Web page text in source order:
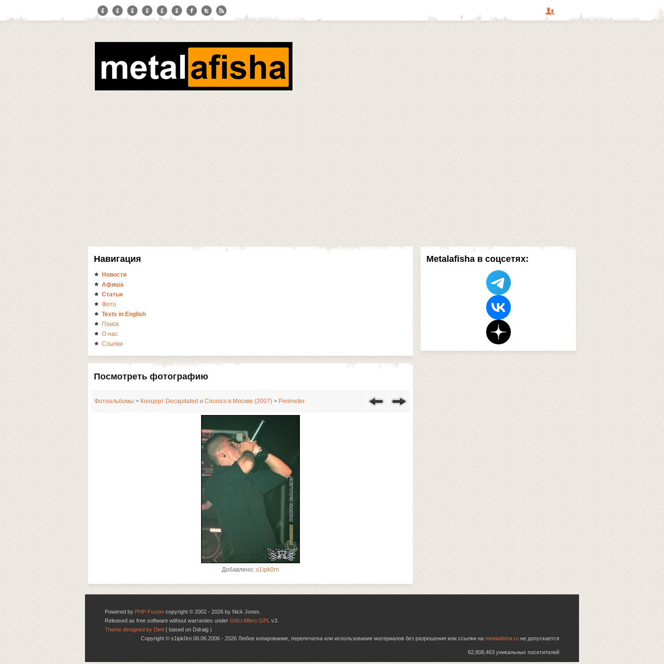
Metalafisha в соцсетях:
Навигация
Новости
Афиша
Статьи
Фото
Texts in English
Поиск
О нас
Ссылки
Посмотреть фотографию
Фотоальбомы > Концерт Decapitated и Crionics в Москве (2007) > Perimeter
Добавлено: s1ipk0rn
Powered by PHP-Fusion copyright © 2002 - 2026 by Nick Jones.
Released as free software without warranties under GNU Affero GPL v3.
Theme designed by Dimi ( based on Ddraig )
Copyright © s1ipk0rn 06.06.2006 - 2026 Любое копирование, перепечатка или использование материалов без разрешения или ссылки на metalafisha.ru не допускается
62,808,463 уникальных посетителей